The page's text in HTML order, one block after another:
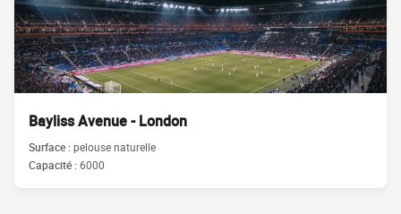
Bayliss Avenue - London
Surface :pelouse naturelle
Capacité :6000